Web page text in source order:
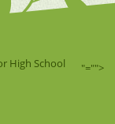
High School
"="">